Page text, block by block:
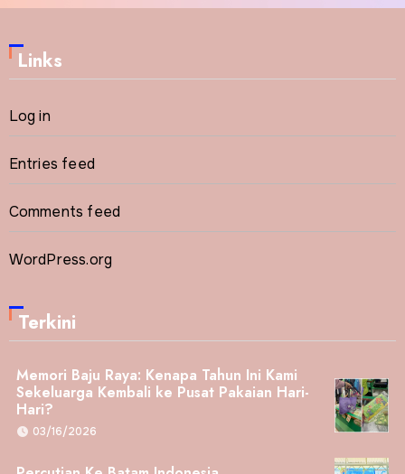
Links
Log in
Entries feed
Comments feed
WordPress.org
Terkini
Memori Baju Raya: Kenapa Tahun Ini Kami
Sekeluarga Kembali ke Pusat Pakaian Hari-
Hari?
03/16/2026